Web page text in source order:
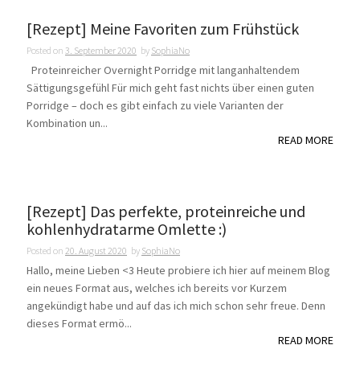
[Rezept] Meine Favoriten zum Frühstück
Posted on 3. September 2020 by SophiaNo
Proteinreicher Overnight Porridge mit langanhaltendem
Sättigungsgefühl Für mich geht fast nichts über einen guten
Porridge – doch es gibt einfach zu viele Varianten der
Kombination un...
READ MORE
[Rezept] Das perfekte, proteinreiche und
kohlenhydratarme Omlette :)
Posted on 20. August 2020 by SophiaNo
Hallo, meine Lieben <3 Heute probiere ich hier auf meinem Blog
ein neues Format aus, welches ich bereits vor Kurzem
angekündigt habe und auf das ich mich schon sehr freue. Denn
dieses Format ermö...
READ MORE